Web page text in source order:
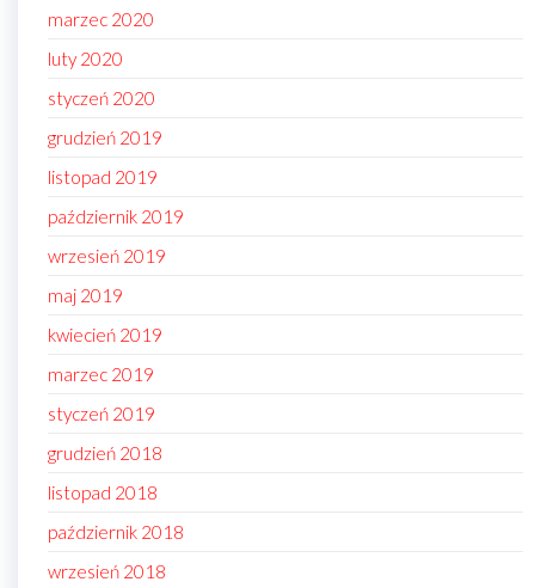
marzec 2020
luty 2020
styczeń 2020
grudzień 2019
listopad 2019
październik 2019
wrzesień 2019
maj 2019
kwiecień 2019
marzec 2019
styczeń 2019
grudzień 2018
listopad 2018
październik 2018
wrzesień 2018